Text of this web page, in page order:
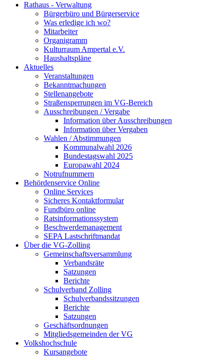
Rathaus - Verwaltung
Bürgerbüro und Bürgerservice
Was erledige ich wo?
Mitarbeiter
Organigramm
Kulturraum Ampertal e.V.
Haushaltspläne
Aktuelles
Veranstaltungen
Bekanntmachungen
Stellenangebote
Straßensperrungen im VG-Bereich
Ausschreibungen / Vergabe
Information über Ausschreibungen
Information über Vergaben
Wahlen / Abstimmungen
Kommunalwahl 2026
Bundestagswahl 2025
Europawahl 2024
Notrufnummern
Behördenservice Online
Online Services
Sicheres Kontaktformular
Fundbüro online
Ratsinformationssystem
Beschwerdemanagement
SEPA Lastschriftmandat
Über die VG-Zolling
Gemeinschaftsversammlung
Verbandsräte
Satzungen
Berichte
Schulverband Zolling
Schulverbandssitzungen
Berichte
Satzungen
Geschäftsordnungen
Mitgliedsgemeinden der VG
Volkshochschule
Kursangebote